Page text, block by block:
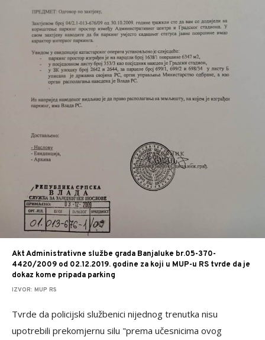
Akt Administrativne službe grada Banjaluke br.05-370-
4420/2009 od 02.12.2019. godine za koji u MUP-u RS tvrde da je
dokaz kome pripada parking
IZVOR: MUP RS
Tvrde da policijski službenici nijednog trenutka nisu
upotrebili prekomjernu silu "prema učesnicima ovog